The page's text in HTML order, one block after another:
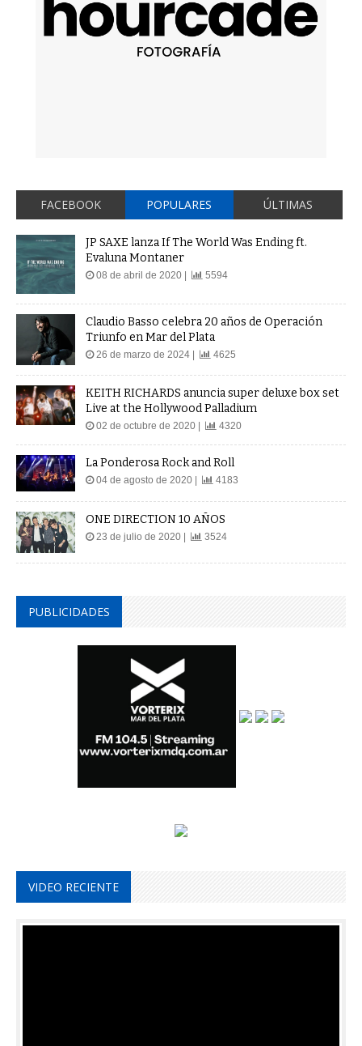
FACEBOOK POPULARES ÚLTIMAS
JP SAXE lanza If The World Was Ending ft.
Evaluna Montaner
08 de abril de 2020 | 5594
Claudio Basso celebra 20 años de Operación
Triunfo en Mar del Plata
26 de marzo de 2024 | 4625
KEITH RICHARDS anuncia super deluxe box set
Live at the Hollywood Palladium
02 de octubre de 2020 | 4320
La Ponderosa Rock and Roll
04 de agosto de 2020 | 4183
ONE DIRECTION 10 AÑOS
23 de julio de 2020 | 3524
PUBLICIDADES
VIDEO RECIENTE